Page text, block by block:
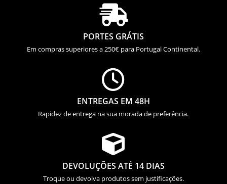

PORTES GRÁTIS
Em compras superiores a 250€ para Portugal Continental.

ENTREGAS EM 48H
Rapidez de entrega na sua morada de preferência.

DEVOLUÇÕES ATÉ 14 DIAS
Troque ou devolva produtos sem justificações.